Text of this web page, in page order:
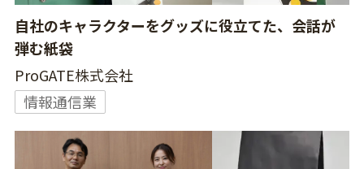
自社のキャラクターをグッズに役立てた、会話が
弾む紙袋
ProGATE株式会社
情報通信業